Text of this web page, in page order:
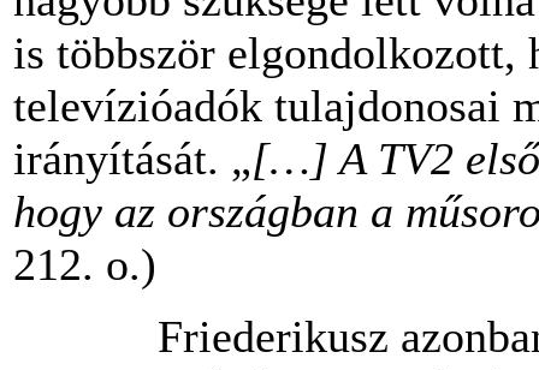
is többször elgondolkozott,
televízióadók tulajdonosai
irányítását. „[…] A TV2
hogy az országban a
212. o.)
Friederikusz azonban